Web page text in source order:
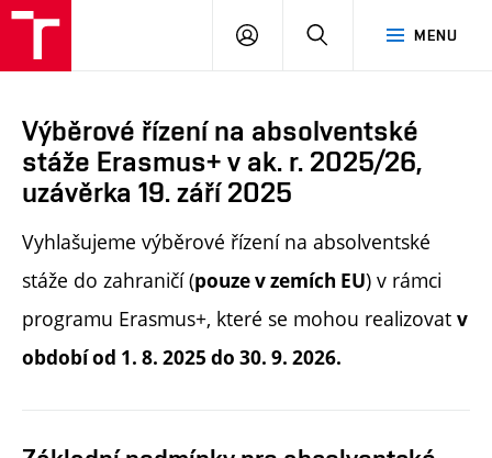
MENU
PŘIHLÁSIT
Výběrové řízení na absolventské
stáže Erasmus+ v ak. r. 2025/26,
uzávěrka 19. září 2025
Vyhlašujeme výběrové řízení na absolventské
stáže do zahraničí (pouze v zemích EU) v rámci
programu Erasmus+, které se mohou realizovat v
období od 1. 8. 2025 do 30. 9. 2026.